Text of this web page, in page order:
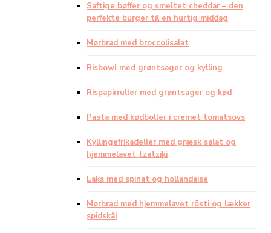
Saftige bøffer og smeltet cheddar – den
perfekte burger til en hurtig middag
Mørbrad med broccolisalat
Risbowl med grøntsager og kylling
Rispapirruller med grøntsager og kød
Pasta med kødboller i cremet tomatsovs
Kyllingefrikadeller med græsk salat og
hjemmelavet tzatziki
Laks med spinat og hollandaise
Mørbrad med hjemmelavet rösti og lækker
spidskål